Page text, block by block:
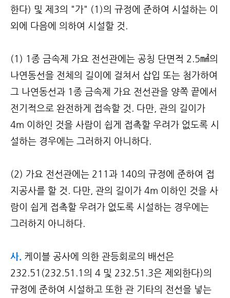
한다) 및 제3의 "가" (1)의 규정에 준하여 시설하는 이
외에 다음에 의하여 시설할 것.
(1) 1종 금속제 가요 전선관에는 공칭 단면적 2.5㎟의
나연동선을 전체의 길이에 걸쳐서 삽입 또는 첨가하여
그 나연동선과 1종 금속제 가요 전선관을 양쪽 끝에서
전기적으로 완전하게 접속할 것. 다만, 관의 길이가
4m 이하인 것을 사람이 쉽게 접촉할 우려가 없도록 시
설하는 경우에는 그러하지 아니하다.
(2) 가요 전선관에는 211과 140의 규정에 준하여 접
지공사를 할 것. 다만, 관의 길이가 4m 이하인 것을 사
람이 쉽게 접촉할 우려가 없도록 시설하는 경우에는
그러하지 아니하다.
사. 케이블 공사에 의한 관등회로의 배선은
232.51(232.51.1의 4 및 232.51.3은 제외한다)의
규정에 준하여 시설하고 또한 관 기타의 전선을 넣는